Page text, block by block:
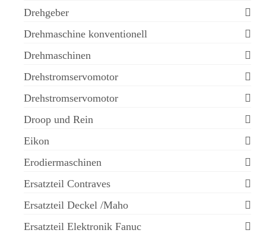
Drehgeber
Drehmaschine konventionell
Drehmaschinen
Drehstromservomotor
Drehstromservomotor
Droop und Rein
Eikon
Erodiermaschinen
Ersatzteil Contraves
Ersatzteil Deckel /Maho
Ersatzteil Elektronik Fanuc